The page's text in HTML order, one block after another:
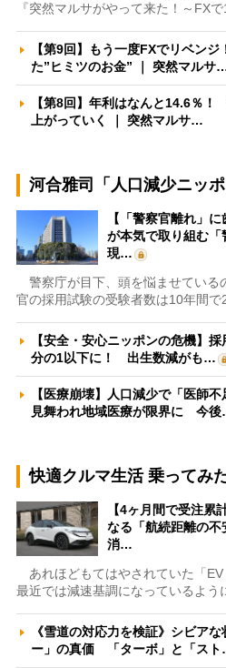
『突然マルサがやって来た！～FX
【第9回】もう一度FXでリベン
た”ヒミツのお金” ｜ 突然マルサ
【第8回】年利はなんと14.6％
上がっていく ｜ 突然マルサ…
河合雅司「人口減少ニッポ
【「警察官離れ」
が本気で取り組む
現…
警察庁が目下、頭を悩ませている
官の採用試験の受験者数は10年間
【安全・安心ニッポンの危機】
分の1以下に！ 出生数減がも…
【医療崩壊】人口減少で「医師
見舞われ地域医療が限界に 今
快適クルマ生活 乗ってみ
【4ヶ月間で受注累
なる「航続距離の
消…
あれほどもてはやされていた「EV
最近では減速基調になっているよ
《雪道の対応力を検証》シビア
ー」の真価 「ターボ」と「ス